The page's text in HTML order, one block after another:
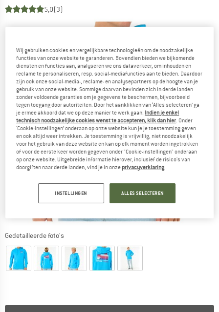
5,0(3)
Gedetailleerde foto's
Wij gebruiken cookies en vergelijkbare technologieën om de noodzakelijke
functies van onze website te garanderen. Bovendien bieden we bijkomende
diensten en functies aan, analyseren we ons dataverkeer, om inhouden en
reclame te personaliseren, resp. social-mediafuncties aan te bieden. Daardoor
zijn ook onze social-media-, reclame- en analysepartners op de hoogte van je
gebruik van onze website. Sommige daarvan bevinden zich in derde landen
zonder voldoende garanties om je gegevens te beschermen, bijvoorbeeld
tegen toegang door autoriteiten. Door het aanklikken van ‘Alles selecteren’ ga
je ermee akkoord dat we op deze manier te werk gaan. Indien je enkel
technisch noodzakelijke cookies wenst te accepteren, klik dan hier. Onder
‘Cookie-instellingen’ onderaan op onze website kun je je toestemming geven
en ook altijd weer intrekken. Je toestemming is vrijwillig, niet noodzakelijk
voor het gebruik van deze website en kan op elk moment worden ingetrokken
of voor de eerste keer worden gegeven onder "Cookie-instellingen" onderaan
op onze website. Uitgebreide informatie hierover, inclusief de risico's van
doorgiften naar derde landen, vind je in onze privacyverklaring.
INSTELLINGEN ALLES SELECTEREN